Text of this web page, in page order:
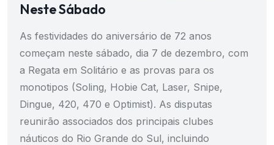
Neste Sábado
As festividades do aniversário de 72 anos
começam neste sábado, dia 7 de dezembro, com
a Regata em Solitário e as provas para os
monotipos (Soling, Hobie Cat, Laser, Snipe,
Dingue, 420, 470 e Optimist). As disputas
reunirão associados dos principais clubes
náuticos do Rio Grande do Sul, incluindo